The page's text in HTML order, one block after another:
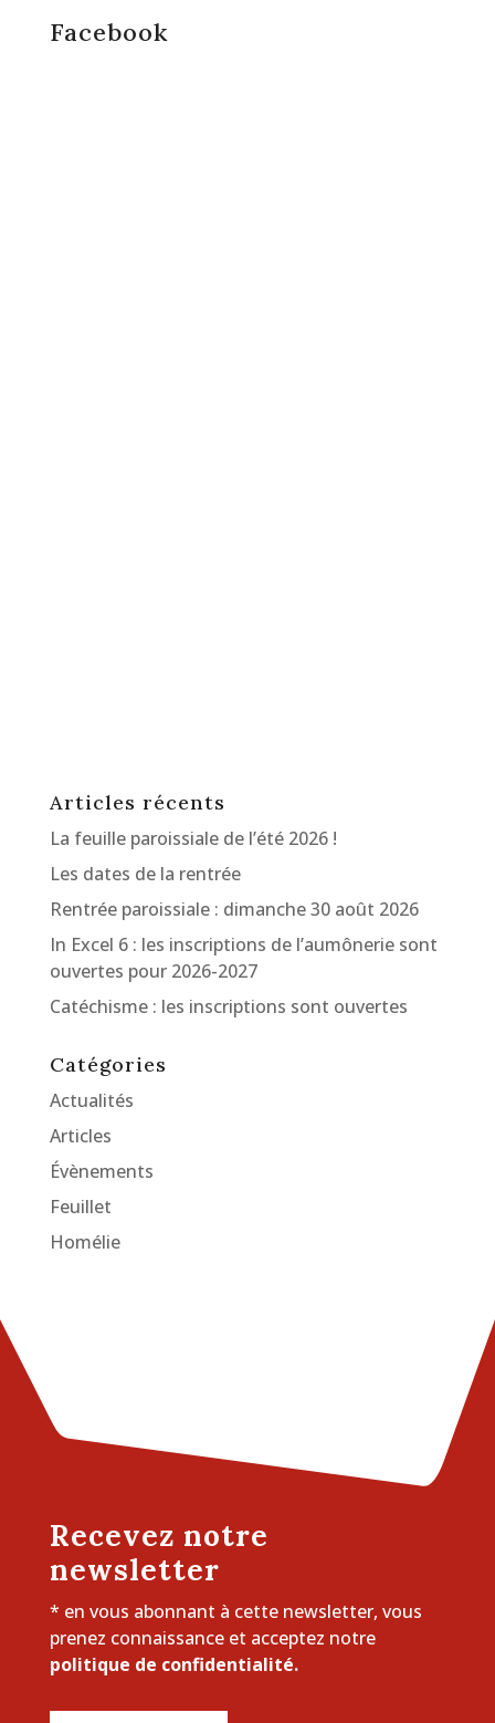
Facebook
Articles récents
La feuille paroissiale de l’été 2026 !
Les dates de la rentrée
Rentrée paroissiale : dimanche 30 août 2026
In Excel 6 : les inscriptions de l’aumônerie sont
ouvertes pour 2026-2027
Catéchisme : les inscriptions sont ouvertes
Catégories
Actualités
Articles
Évènements
Feuillet
Homélie
Recevez notre
newsletter
* en vous abonnant à cette newsletter, vous
prenez connaissance et acceptez notre
politique de confidentialité.